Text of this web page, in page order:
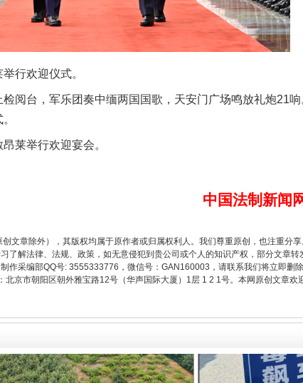
行欢迎仪式。
台，军乐团奏中缅两国国歌，天安门广场鸣放礼炮21响
莱举行欢迎宴会。
中国法制新闻
文章除外），其版权均属于原作者或归属权利人。我们尊重原创，也注重分
了解法律、法规、政策，如无意侵犯到贵公司或个人的知识产权，部分文章
作采编部QQ号: 3555333776，微信号：GAN160003，请联系我们将立即删
京市朝阳区朝外雅宝路12号（华声国际大厦）1层 1 2 1号。本网原创文章欢
以产业富民促振兴 酒驾未被当